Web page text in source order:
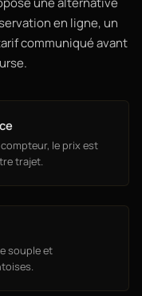
en ligne, un
communiqué avant
le prix est
trajet.
souple et